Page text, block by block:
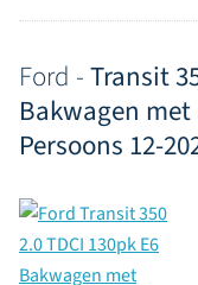
Ford -Transit
Bakwagen
Persoons 12-